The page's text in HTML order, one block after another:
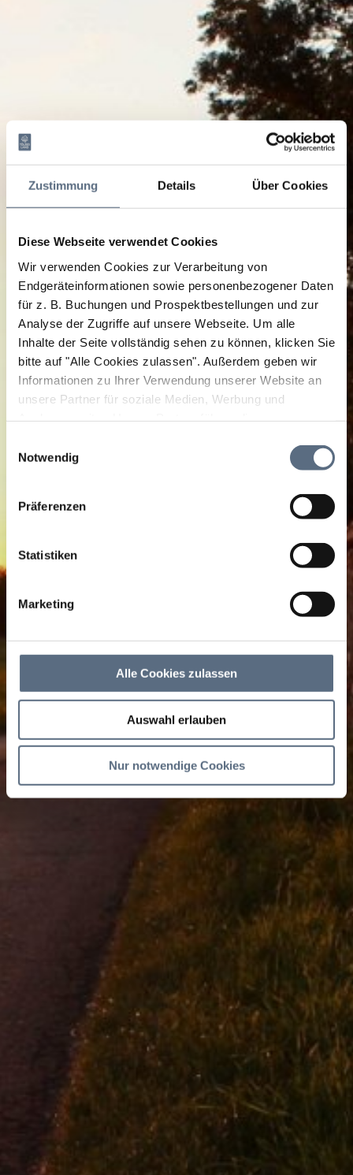
Zustimmung Details Über Cookies
Diese Webseite verwendet Cookies
Wir verwenden Cookies zur Verarbeitung von
Endgeräteinformationen sowie personenbezogener Daten
für z. B. Buchungen und Prospektbestellungen und zur
Analyse der Zugriffe auf unsere Webseite. Um alle
Inhalte der Seite vollständig sehen zu können, klicken Sie
bitte auf "Alle Cookies zulassen". Außerdem geben wir
Informationen zu Ihrer Verwendung unserer Website an
unsere Partner für soziale Medien, Werbung und
zusammen, die Sie ihnen bereitgestellt haben oder die
sie im Rahmen Ihrer Nutzung der Dienste gesammelt
Notwendig
Präferenzen
Statistiken
Marketing
Alle Cookies zulassen
Auswahl erlauben
Nur notwendige Cookies